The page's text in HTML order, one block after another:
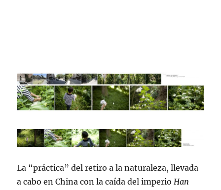
La “práctica” del retiro a la naturaleza, llevada
a cabo en China con la caída del imperioHan